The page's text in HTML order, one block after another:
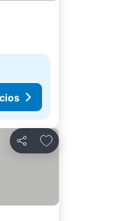
Compartir
Agregar a favoritos